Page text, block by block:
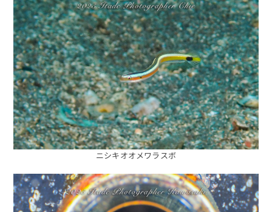
ニシキオオメワラスボ